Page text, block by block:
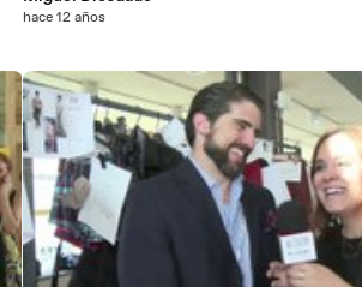
hace 12 años